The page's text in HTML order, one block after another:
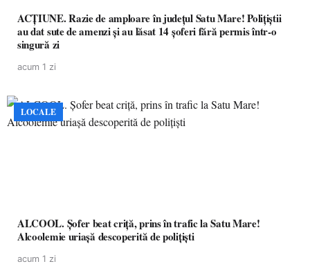
ACȚIUNE. Razie de amploare în județul Satu Mare! Polițiștii
au dat sute de amenzi și au lăsat 14 șoferi fără permis într-o
singură zi
acum 1 zi
LOCALE
ALCOOL. Șofer beat criță, prins în trafic la Satu Mare!
Alcoolemie uriașă descoperită de polițiști
acum 1 zi